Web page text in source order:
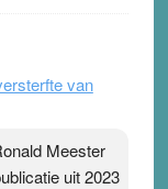
van
Meester
uit 2023